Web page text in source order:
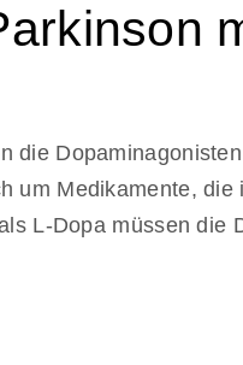
die
um Medikamente,
L-Dopa müssen